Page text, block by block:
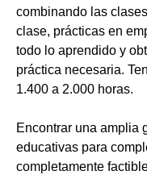
combinando las
clase, prácticas en
todo lo aprendido y
práctica necesaria.
1.400 a 2.000 horas.
Encontrar una amplia
educativas para
completamente